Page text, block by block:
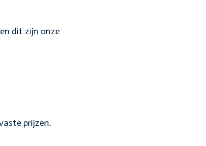
dit zijn onze
prijzen.